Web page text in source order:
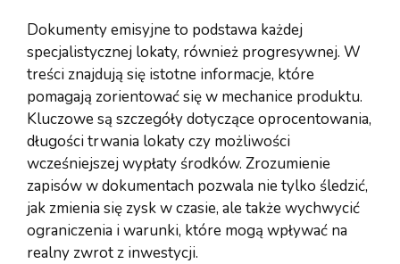
Dokumenty emisyjne to podstawa każdej
specjalistycznej lokaty, również progresywnej. W
treści znajdują się istotne informacje, które
pomagają zorientować się w mechanice produktu.
Kluczowe są szczegóły dotyczące oprocentowania,
długości trwania lokaty czy możliwości
wcześniejszej wypłaty środków. Zrozumienie
zapisów w dokumentach pozwala nie tylko śledzić,
jak zmienia się zysk w czasie, ale także wychwycić
ograniczenia i warunki, które mogą wpływać na
realny zwrot z inwestycji.